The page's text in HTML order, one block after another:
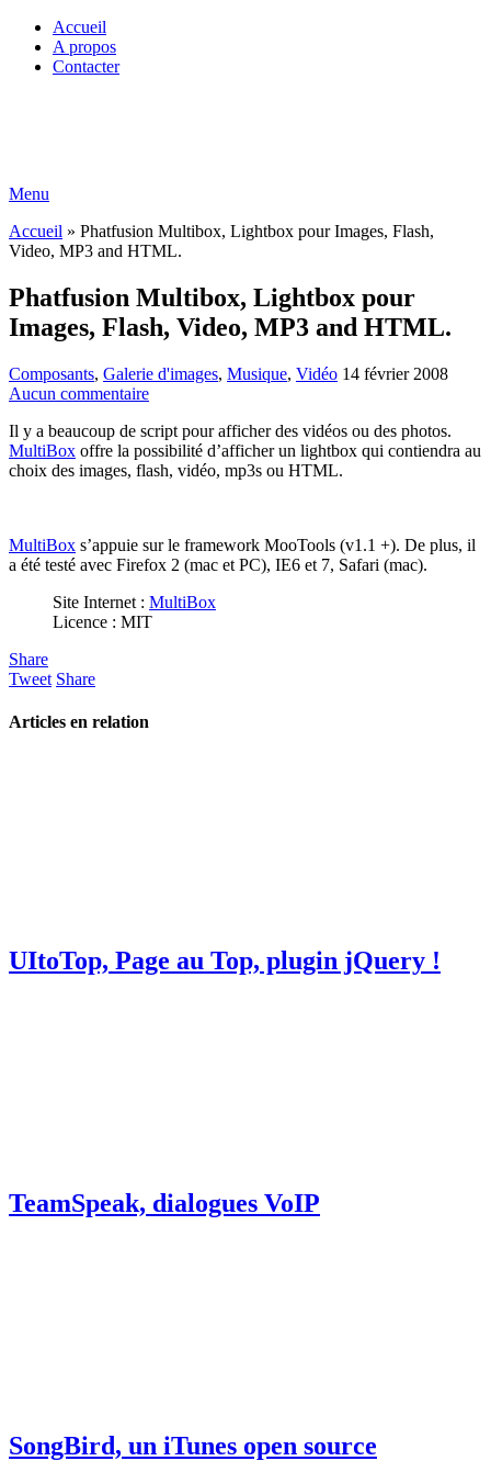
Accueil
A propos
Contacter
Menu
Accueil » Phatfusion Multibox, Lightbox pour Images, Flash,
Video, MP3 and HTML.
Phatfusion Multibox, Lightbox pour
Images, Flash, Video, MP3 and HTML.
Composants, Galerie d'images, Musique, Vidéo 14 février 2008
Aucun commentaire
Il y a beaucoup de script pour afficher des vidéos ou des photos.
MultiBox offre la possibilité d’afficher un lightbox qui contiendra au
choix des images, flash, vidéo, mp3s ou HTML.
MultiBox s’appuie sur le framework MooTools (v1.1 +). De plus, il
a été testé avec Firefox 2 (mac et PC), IE6 et 7, Safari (mac).
Site Internet : MultiBox
Licence : MIT
Share
Tweet Share
Articles en relation
UItoTop, Page au Top, plugin jQuery !
TeamSpeak, dialogues VoIP
SongBird, un iTunes open source